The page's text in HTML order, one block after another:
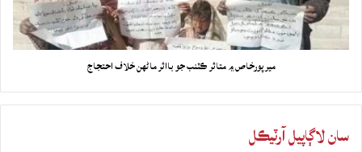
ميرپورخاص ۾ متاثر ڪٽنب جو بااثر ماڻهن خلاف احتجاج
سان لاڳاپيل آرٽيڪل